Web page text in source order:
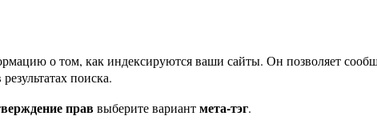
о том, как индексируются ваши сайты. Он позволяет
поиска.
праввыберите вариантмета-тэг.